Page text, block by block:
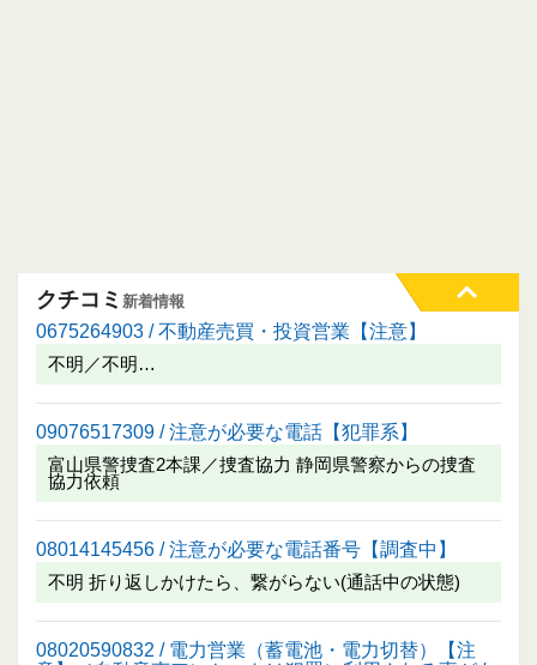
クチコミ 新着情報
0675264903 / 不動産売買・投資営業【注意】
不明／不明…
09076517309 / 注意が必要な電話【犯罪系】
富山県警捜査2本課／捜査協力 静岡県警察からの捜査
協力依頼
08014145456 / 注意が必要な電話番号【調査中】
不明 折り返しかけたら、繋がらない(通話中の状態)
08020590832 / 電力営業（蓄電池・電力切替）【注